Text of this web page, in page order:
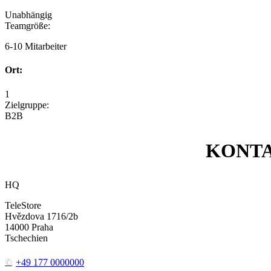
Unabhängig
Teamgröße:
6-10 Mitarbeiter
Ort:
1
Zielgruppe:
B2B
HQ
TeleStore
Hvězdova 1716/2b
14000 Praha
Tschechien
+49 177 0000000